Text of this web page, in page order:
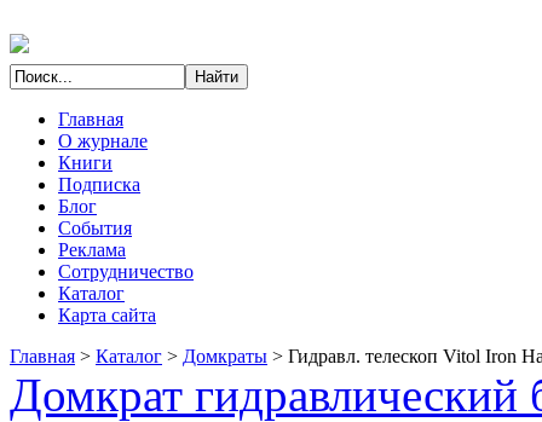
Главная
О журнале
Книги
Подписка
Блог
События
Реклама
Сотрудничество
Каталог
Карта сайта
Главная > Каталог > Домкраты > Гидравл. телескоп Vitol Iron
Домкрат